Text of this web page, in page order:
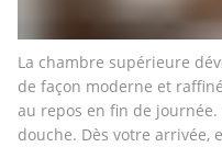
La chambre supérieure
de façon moderne et
au repos en fin de
douche. Dès votre arrivée,